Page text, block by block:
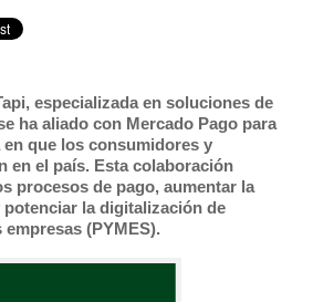
especializada en soluciones de
ha aliado con Mercado Pago para
que los consumidores y
en el país. Esta colaboración
procesos de pago, aumentar la
la digitalización de
(PYMES).